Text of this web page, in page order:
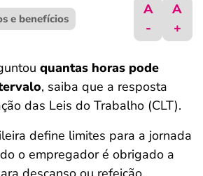
e benefícios
A
-
A
+
quantas horas pode
, saiba que a resposta
das Leis do Trabalho (CLT).
define limites para a jornada
o empregador é obrigado a